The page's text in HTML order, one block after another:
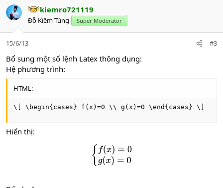
c
t
o
n
:
kiemro721119
Đỗ Kiêm Tùng Super Moderator
15/6/13 #3
Bổ sung một số lệnh Latex thông dụng:
Hệ phương trình:
HTML:
\[ \begin{cases} f(x)=0 \\ g(x)=0 \end{cases} \]
Hiển thị:
( x)=0g (x) =0